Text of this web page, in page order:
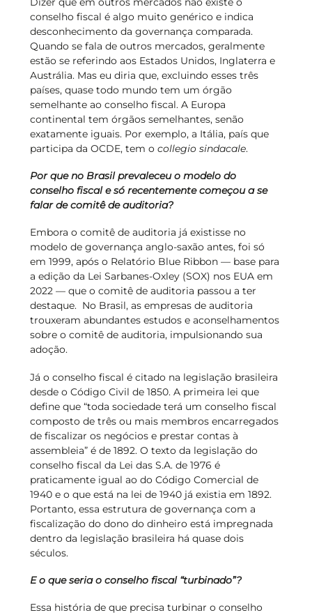
conselho fiscal é algo muito genérico e indica
desconhecimento da governança comparada.
Quando se fala de outros mercados, geralmente
estão se referindo aos Estados Unidos, Inglaterra e
Austrália. Mas eu diria que, excluindo esses três
países, quase todo mundo tem um órgão
semelhante ao conselho fiscal. A Europa
continental tem órgãos semelhantes, senão
exatamente iguais. Por exemplo, a Itália, país que
participa da OCDE, tem o collegio sindacale.
Por que no Brasil prevaleceu o modelo do
conselho fiscal e só recentemente começou a se
falar de comitê de auditoria?
Embora o comitê de auditoria já existisse no
modelo de governança anglo-saxão antes, foi só
em 1999, após o Relatório Blue Ribbon — base para
a edição da Lei Sarbanes-Oxley (SOX) nos EUA em
2022 — que o comitê de auditoria passou a ter
destaque. No Brasil, as empresas de auditoria
trouxeram abundantes estudos e aconselhamentos
sobre o comitê de auditoria, impulsionando sua
adoção.
Já o conselho fiscal é citado na legislação brasileira
desde o Código Civil de 1850. A primeira lei que
define que “toda sociedade terá um conselho fiscal
composto de três ou mais membros encarregados
de fiscalizar os negócios e prestar contas à
assembleia” é de 1892. O texto da legislação do
conselho fiscal da Lei das S.A. de 1976 é
praticamente igual ao do Código Comercial de
1940 e o que está na lei de 1940 já existia em 1892.
Portanto, essa estrutura de governança com a
fiscalização do dono do dinheiro está impregnada
dentro da legislação brasileira há quase dois
séculos.
E o que seria o conselho fiscal “turbinado”?
Essa história de que precisa turbinar o conselho